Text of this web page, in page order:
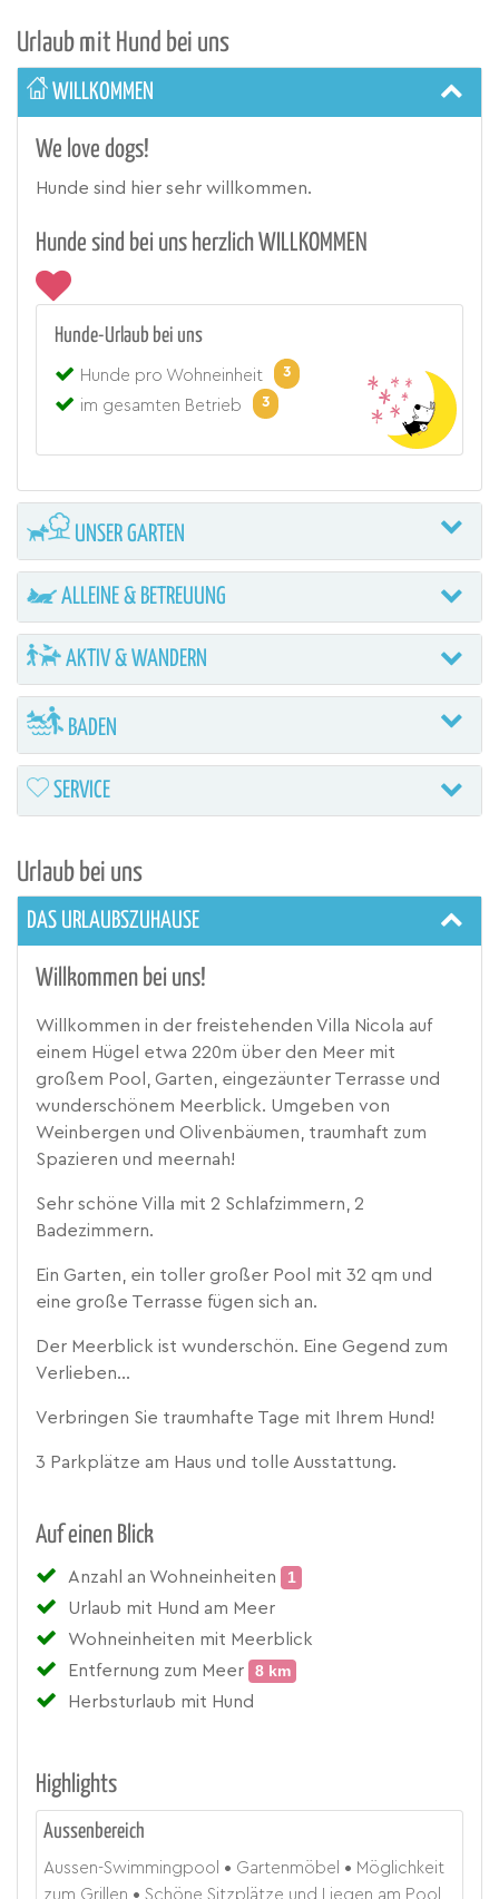
Urlaub mit Hund bei uns
WILLKOMMEN
We love dogs!
Hunde sind hier sehr willkommen.
Hunde sind bei uns herzlich WILLKOMMEN
Hunde-Urlaub bei uns
Hunde pro Wohneinheit 3
im gesamten Betrieb 3
UNSER GARTEN
ALLEINE & BETREUUNG
AKTIV & WANDERN
BADEN
SERVICE
Urlaub bei uns
DAS URLAUBSZUHAUSE
Willkommen bei uns!
Willkommen in der freistehenden Villa Nicola auf
einem Hügel etwa 220m über den Meer mit
großem Pool, Garten, eingezäunter Terrasse und
wunderschönem Meerblick. Umgeben von
Weinbergen und Olivenbäumen, traumhaft zum
Spazieren und meernah!
Sehr schöne Villa mit 2 Schlafzimmern, 2
Badezimmern.
Ein Garten, ein toller großer Pool mit 32 qm und
eine große Terrasse fügen sich an.
Der Meerblick ist wunderschön. Eine Gegend zum
Verlieben...
Verbringen Sie traumhafte Tage mit Ihrem Hund!
3 Parkplätze am Haus und tolle Ausstattung.
Auf einen Blick
Anzahl an Wohneinheiten
1
Urlaub mit Hund am Meer
Wohneinheiten mit Meerblick
Entfernung zum Meer
8 km
Herbsturlaub mit Hund
Highlights
Aussenbereich
Aussen-Swimmingpool Gartenmöbel
Möglichkeit
zum Grillen
Schöne Sitzplätze und Liegen am Pool